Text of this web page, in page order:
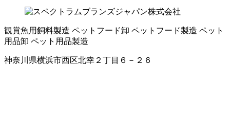
観賞魚用飼料製造 ペットフード卸 ペットフード製造 ペット
用品卸 ペット用品製造
神奈川県横浜市西区北幸２丁目６－２６